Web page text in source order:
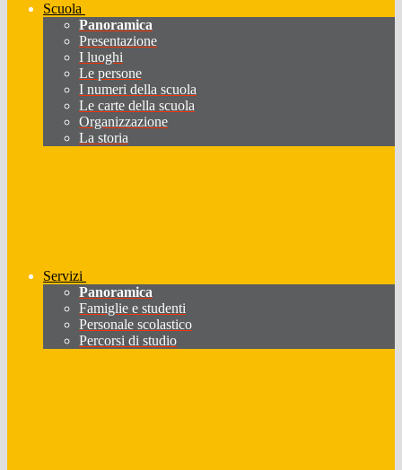
Scuola
Panoramica
Presentazione
I luoghi
Le persone
I numeri della scuola
Le carte della scuola
Organizzazione
La storia
Servizi
Panoramica
Famiglie e studenti
Personale scolastico
Percorsi di studio